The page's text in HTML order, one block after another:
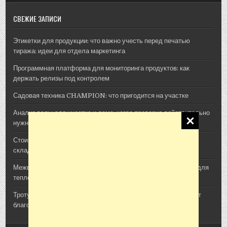
СВЕЖИЕ ЗАПИСИ
Этикетки для продукции: что важно учесть перед печатью
тиража: идеи для отдела маркетинга
Программная платформа для мониторинга продуктов: как
держать релизы под контролем
Садовая техника CHAMPION: что пригодится на участке
Анализ воды для участка и дома: когда проверка действительно
нужна
Стоимость архитектурной 3D-визуализации: из чего
складывается смета проекта
Межвенцовый утеплитель Политерм: как выбрать материал для
теплого деревянного дома
Тротуарная плитка, шпалы и утяжелители: как ЖБИ помогают
благоустроить участок